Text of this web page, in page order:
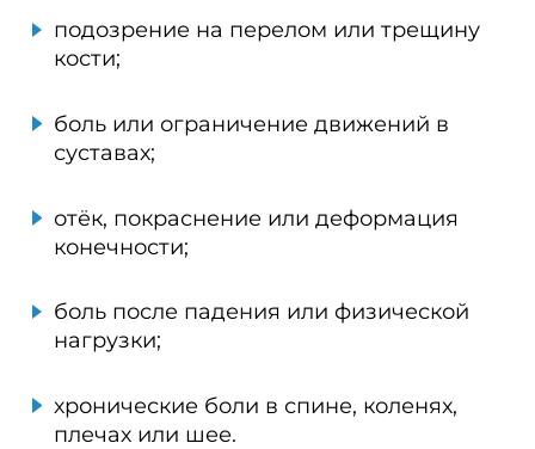
подозрение на перелом или трещину
кости;
боль или ограничение движений в
суставах;
отёк, покраснение или деформация
конечности;
боль после падения или физической
нагрузки;
хронические боли в спине, коленях,
плечах или шее.